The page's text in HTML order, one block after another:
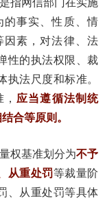
指网信部门在实施
的事实、性质、情
因素，对法律、法
性的执法权限、裁
法尺度和标准。
应当遵循法制统
合等原则。
权基准划分为不予
从重处罚等裁量阶
、从重处罚等具体